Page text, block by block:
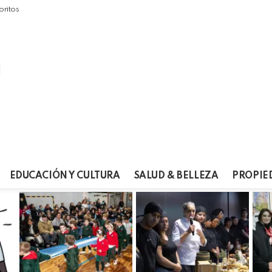
EDUCACIÓN Y CULTURA SALUD & BELLEZA